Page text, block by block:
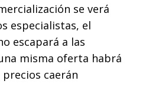
se verá
especialistas, el
escapará a las
misma oferta habrá
caerán